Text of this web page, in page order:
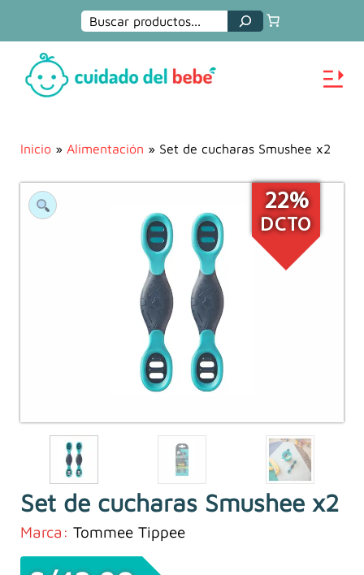
Buscar
Inicio » Alimentación » Set de cucharas Smushee x2
22%
DCTO
Set de cucharas Smushee x2
Marca: Tommee Tippee